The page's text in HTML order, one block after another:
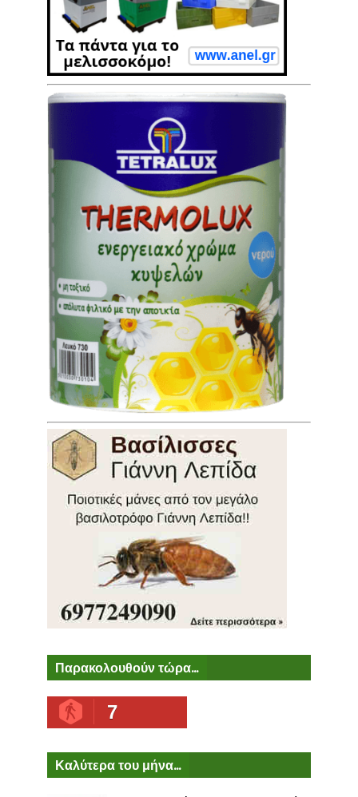
Παρακολουθούν τώρα...
7
Καλύτερα του μήνα...